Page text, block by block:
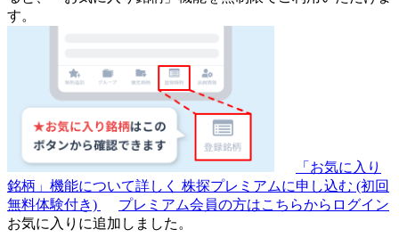
す。
「お気に入り
銘柄」機能について詳しく 株探プレミアムに申し込む (初回
無料体験付き)
プレミアム会員の方はこちらからログイン
お気に入りに追加しました。